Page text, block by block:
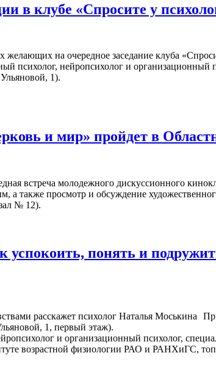
в клубе «Спросите у
желающих на очередное заседание клуба
психолог, нейропсихолог и организационный
1).
и мир» пройдет в
встреча молодежного дискуссионного
а также просмотр и обсуждение
№ 12).
успокоить, понять и
1, первый этаж).
и организационный психолог,
возрастной физиологии РАО и РАНХиГС,